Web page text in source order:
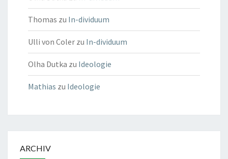
Thomas zu In-dividuum
Ulli von Coler zu In-dividuum
Olha Dutka zu Ideologie
Mathias zu Ideologie
ARCHIV